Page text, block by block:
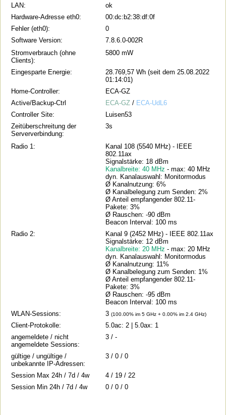
LAN:
ok
Hardware-Adresse eth0:
00:dc:b2:38:df:0f
Fehler (eth0):
0
Software Version:
7.8.6.0-002R
Stromverbrauch (ohne
Clients):
5800 mW
Eingesparte Energie:
28.769,57 Wh (seit dem 25.08.2022
01:14:01)
Home-Controller:
ECA-GZ
Active/Backup-Ctrl
ECA-GZ / ECA-UdL6
Controller Site:
Luisen53
Zeitüberschreitung der
Serververbindung:
3s
Radio 1:
Kanal 108 (5540 MHz) - IEEE
802.11ax
Signalstärke: 18 dBm
Kanalbreite: 40 MHz- max: 40 MHz
dyn. Kanalauswahl: Monitormodus
Ø Kanalnutzung: 6%
Ø Kanalbelegung zum Senden: 2%
Ø Anteil empfangender 802.11-
Pakete: 3%
Ø Rauschen: -90 dBm
Beacon Interval: 100 ms
Radio 2:
Kanal 9 (2452 MHz) - IEEE 802.11ax
Signalstärke: 12 dBm
Kanalbreite: 20 MHz- max: 20 MHz
dyn. Kanalauswahl: Monitormodus
Ø Kanalnutzung: 11%
Ø Kanalbelegung zum Senden: 1%
Ø Anteil empfangender 802.11-
Pakete: 3%
Ø Rauschen: -95 dBm
Beacon Interval: 100 ms
WLAN-Sessions:
3(100.00% im 5 GHz + 0.00% im 2.4 GHz)
Client-Protokolle:
5.0ac: 2 | 5.0ax: 1
angemeldete / nicht
angemeldete Sessions:
3 / -
gültige / ungültige /
unbekannte IP-Adressen:
3 / 0 / 0
Session Max 24h / 7d / 4w
4 / 19 / 22
Session Min 24h / 7d / 4w
0 / 0 / 0